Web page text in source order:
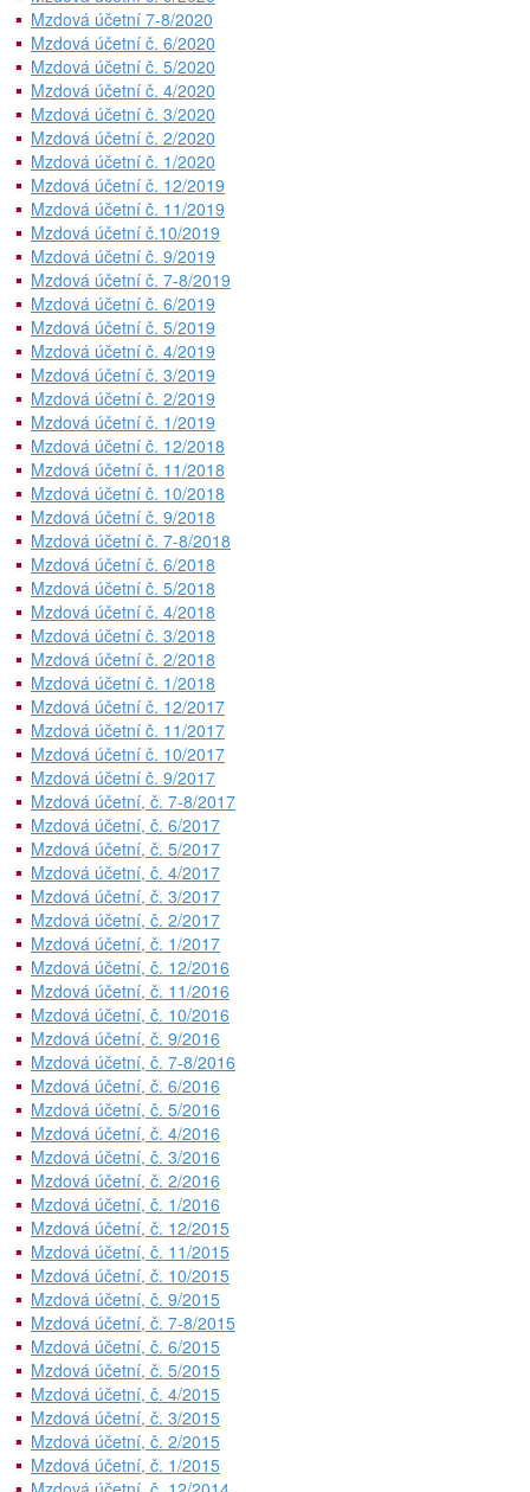
Mzdová účetní 7-8/2020
Mzdová účetní č. 6/2020
Mzdová účetní č. 5/2020
Mzdová účetní č. 4/2020
Mzdová účetní č. 3/2020
Mzdová účetní č. 2/2020
Mzdová účetní č. 1/2020
Mzdová účetní č. 12/2019
Mzdová účetní č. 11/2019
Mzdová účetní č.10/2019
Mzdová účetní č. 9/2019
Mzdová účetní č. 7-8/2019
Mzdová účetní č. 6/2019
Mzdová účetní č. 5/2019
Mzdová účetní č. 4/2019
Mzdová účetní č. 3/2019
Mzdová účetní č. 2/2019
Mzdová účetní č. 1/2019
Mzdová účetní č. 12/2018
Mzdová účetní č. 11/2018
Mzdová účetní č. 10/2018
Mzdová účetní č. 9/2018
Mzdová účetní č. 7-8/2018
Mzdová účetní č. 6/2018
Mzdová účetní č. 5/2018
Mzdová účetní č. 4/2018
Mzdová účetní č. 3/2018
Mzdová účetní č. 2/2018
Mzdová účetní č. 1/2018
Mzdová účetní č. 12/2017
Mzdová účetní č. 11/2017
Mzdová účetní č. 10/2017
Mzdová účetní č. 9/2017
Mzdová účetní, č. 7-8/2017
Mzdová účetní, č. 6/2017
Mzdová účetní, č. 5/2017
Mzdová účetní, č. 4/2017
Mzdová účetní, č. 3/2017
Mzdová účetní, č. 2/2017
Mzdová účetní, č. 1/2017
Mzdová účetní, č. 12/2016
Mzdová účetní, č. 11/2016
Mzdová účetní, č. 10/2016
Mzdová účetní, č. 9/2016
Mzdová účetní, č. 7-8/2016
Mzdová účetní, č. 6/2016
Mzdová účetní, č. 5/2016
Mzdová účetní, č. 4/2016
Mzdová účetní, č. 3/2016
Mzdová účetní, č. 2/2016
Mzdová účetní, č. 1/2016
Mzdová účetní, č. 12/2015
Mzdová účetní, č. 11/2015
Mzdová účetní, č. 10/2015
Mzdová účetní, č. 9/2015
Mzdová účetní, č. 7-8/2015
Mzdová účetní, č. 6/2015
Mzdová účetní, č. 5/2015
Mzdová účetní, č. 4/2015
Mzdová účetní, č. 3/2015
Mzdová účetní, č. 2/2015
Mzdová účetní, č. 1/2015